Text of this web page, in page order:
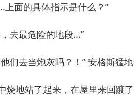
上面的具体指示是什么？”
最危险的地段...”
去当炮灰吗？！” 安格斯猛地
地站了起来，在屋里来回踱了